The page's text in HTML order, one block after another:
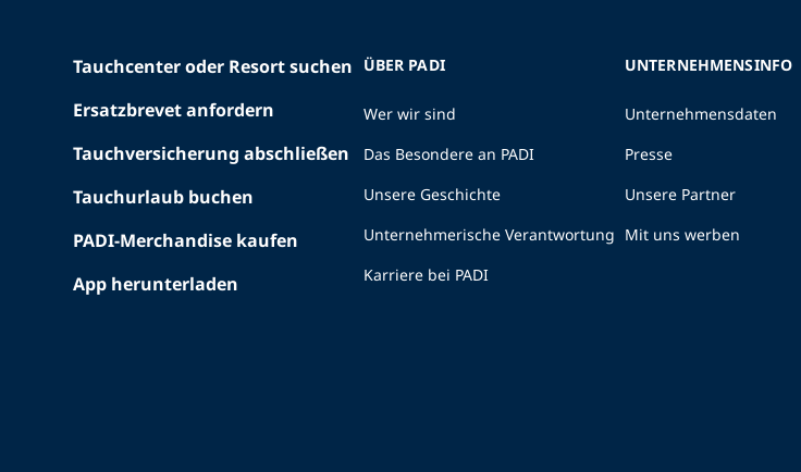
Tauchcenter oder Resort suchen
Ersatzbrevet anfordern
Tauchversicherung abschließen
Tauchurlaub buchen
PADI-Merchandise kaufen
App herunterladen
ÜBER PADI
Wer wir sind
Das Besondere an PADI
Unsere Geschichte
Unternehmerische Verantwortung
Karriere bei PADI
UNTERNEHMENSINFO
Unternehmensdaten
Presse
Unsere Partner
Mit uns werben